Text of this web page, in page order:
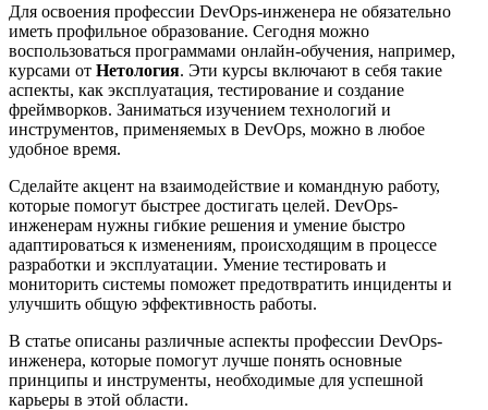
Для освоения профессии DevOps-инженера не обязательно
иметь профильное образование. Сегодня можно
воспользоваться программами онлайн-обучения, например,
курсами от Нетология. Эти курсы включают в себя такие
аспекты, как эксплуатация, тестирование и создание
фреймворков. Заниматься изучением технологий и
инструментов, применяемых в DevOps, можно в любое
удобное время.
Сделайте акцент на взаимодействие и командную работу,
которые помогут быстрее достигать целей. DevOps-
инженерам нужны гибкие решения и умение быстро
адаптироваться к изменениям, происходящим в процессе
разработки и эксплуатации. Умение тестировать и
мониторить системы поможет предотвратить инциденты и
улучшить общую эффективность работы.
В статье описаны различные аспекты профессии DevOps-
инженера, которые помогут лучше понять основные
принципы и инструменты, необходимые для успешной
карьеры в этой области.